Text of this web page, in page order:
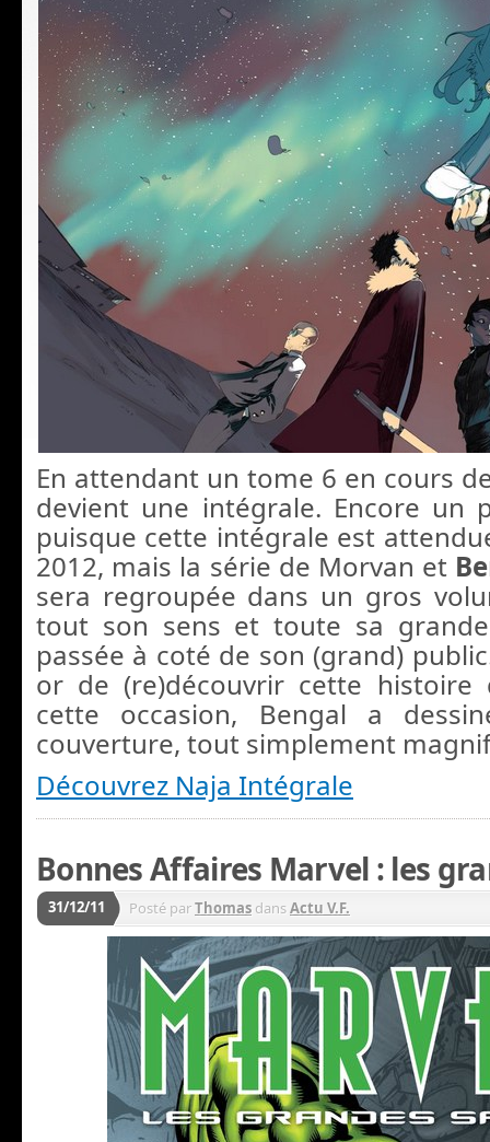
En attendant un tome 6 en cours
devient une intégrale. Encore un
puisque cette intégrale est
2012, mais la série de Morvan et
sera regroupée dans un gros
tout son sens et toute sa
passée à coté de son (grand)
or de (re)découvrir cette
cette occasion, Bengal a
couverture, tout simplement
Découvrez Naja Intégrale
Bonnes Affaires Marvel : les
31/12/11 Posté parThomas dansActu V.F.